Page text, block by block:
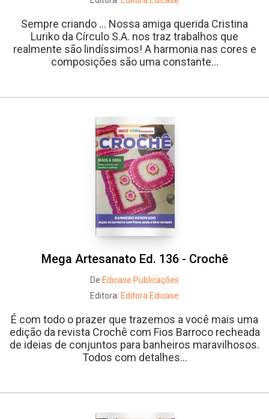
Sempre criando ... Nossa amiga querida Cristina
Luriko da Círculo S.A. nos traz trabalhos que
realmente são lindíssimos! A harmonia nas cores e
composições são uma constante...
Mega Artesanato Ed. 136 - Crochê
De Edicase Publicações
Editora: Editora Edicase
É com todo o prazer que trazemos a você mais uma
edição da revista Crochê com Fios Barroco recheada
de ideias de conjuntos para banheiros maravilhosos.
Todos com detalhes...